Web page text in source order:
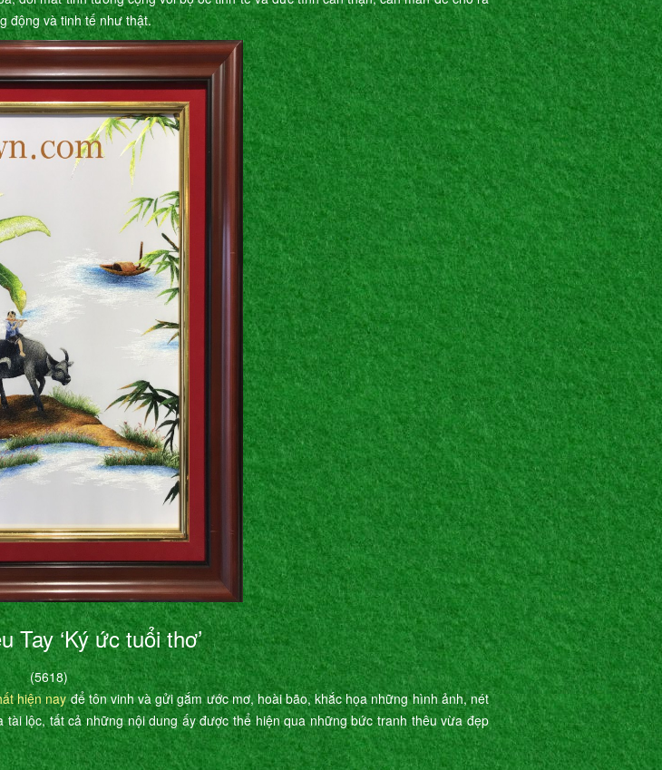
động và tinh tế như thật.
Tay ‘Ký ức tuổi thơ’
(5618)
hiện nayđể tôn vinh và gửi gắm ước mơ, hoài bão, khắc họa những hình ảnh, nét
lộc, tất cả những nội dung ấy được thể hiện qua những bức tranh thêu vừa đẹp